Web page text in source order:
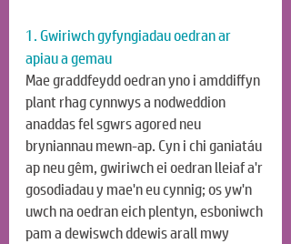
1. Gwiriwch gyfyngiadau oedran ar
apiau a gemau
Mae graddfeydd oedran yno i amddiffyn
plant rhag cynnwys a nodweddion
anaddas fel sgwrs agored neu
bryniannau mewn-ap. Cyn i chi ganiatáu
ap neu gêm, gwiriwch ei oedran lleiaf a'r
gosodiadau y mae'n eu cynnig; os yw'n
uwch na oedran eich plentyn, esboniwch
pam a dewiswch ddewis arall mwy